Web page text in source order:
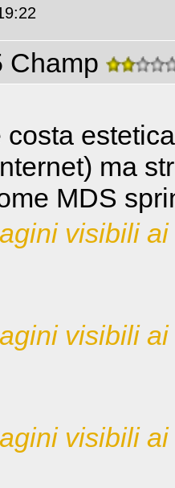
Champ
ma
MDS
visibili
visibili
visibili